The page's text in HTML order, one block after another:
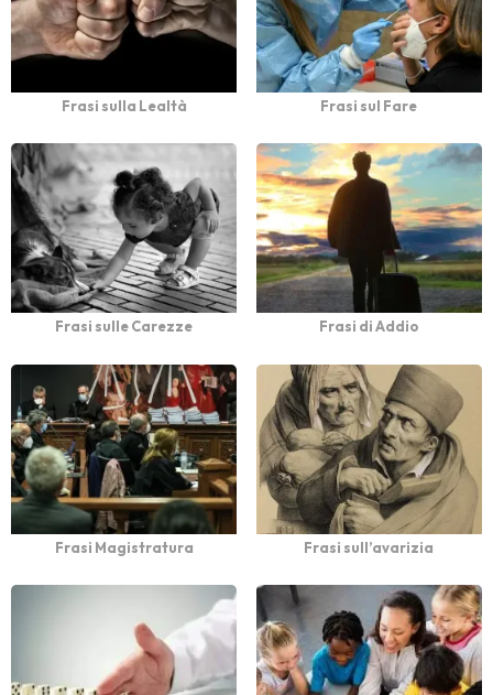
Frasi sulla Lealtà Frasi sul Fare
Frasi sulle Carezze Frasi di Addio
Frasi Magistratura Frasi sull’avarizia